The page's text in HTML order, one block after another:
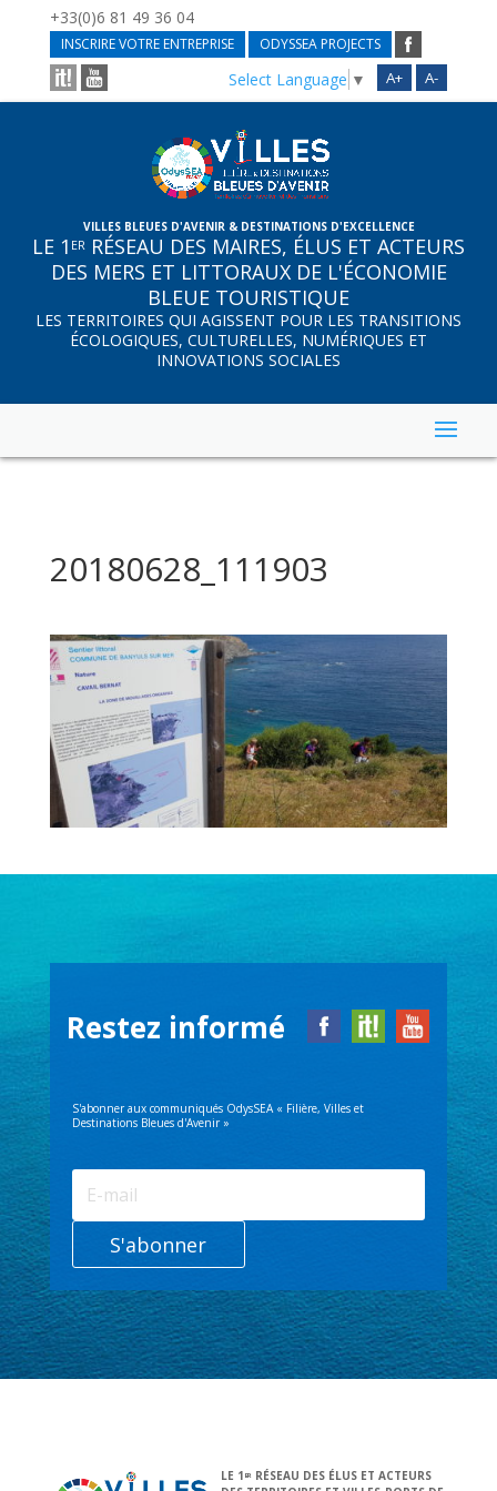
+33(0)6 81 49 36 04
INSCRIRE VOTRE ENTREPRISE ODYSSEA PROJECTS
A+ A-
Select Language ▼
VILLES BLEUES D'AVENIR & DESTINATIONS D'EXCELLENCE
LE 1 ER RÉSEAU DES MAIRES, ÉLUS ET ACTEURS
DES MERS ET LITTORAUX DE L'ÉCONOMIE
BLEUE TOURISTIQUE
LES TERRITOIRES QUI AGISSENT POUR LES TRANSITIONS
ÉCOLOGIQUES, CULTURELLES, NUMÉRIQUES ET
INNOVATIONS SOCIALES
20180628_111903
Restez informé
S'abonner aux communiqués OdysSEA « Filière, Villes et
Destinations Bleues d'Avenir »
S'abonner
LE 1 ER
RÉSEAU DES ÉLUS ET ACTEURS